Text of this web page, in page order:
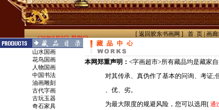
山水国画
花鸟国画
人物国画
中国书法
油画雕刻
古代字画
古玩玉器
奇石家具
本网郑重声明： <字画超市>所有藏品均是藏家
对其传承、真伪作了基本的问询、考证;但
、优、劣。
为最大限度的规避风险，您可以选用[ 通